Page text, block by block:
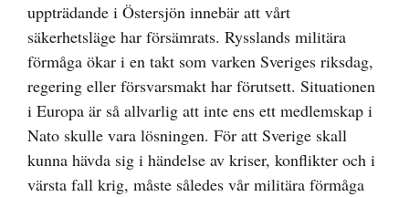
uppträdande i Östersjön innebär att vårt
säkerhetsläge har försämrats. Rysslands militära
förmåga ökar i en takt som varken Sveriges riksdag,
regering eller försvarsmakt har förutsett. Situationen
i Europa är så allvarlig att inte ens ett medlemskap i
Nato skulle vara lösningen. För att Sverige skall
kunna hävda sig i händelse av kriser, konflikter och i
värsta fall krig, måste således vår militära förmåga